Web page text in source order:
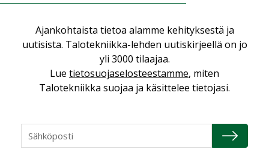
rakennuksissa.
– Meillä on lämmöntalteenottosiirtimet kahdessa
eri tehoportaassa, joissa lämpöä otetaan
kylmälaitoksesta talteen. Alempaa tehoporrasta
lämpötilan haluttuun korkeampaan
lämpötilatasoon, Kinnunen sanoo.
Ajankohtaista tietoa alamme kehityksestä ja
uutisista. Talotekniikka-lehden uutiskirjeellä on jo
yli 3000 tilaajaa.
Lue tietosuojaselosteestamme, miten
Talotekniikka suojaa ja käsittelee tietojasi.